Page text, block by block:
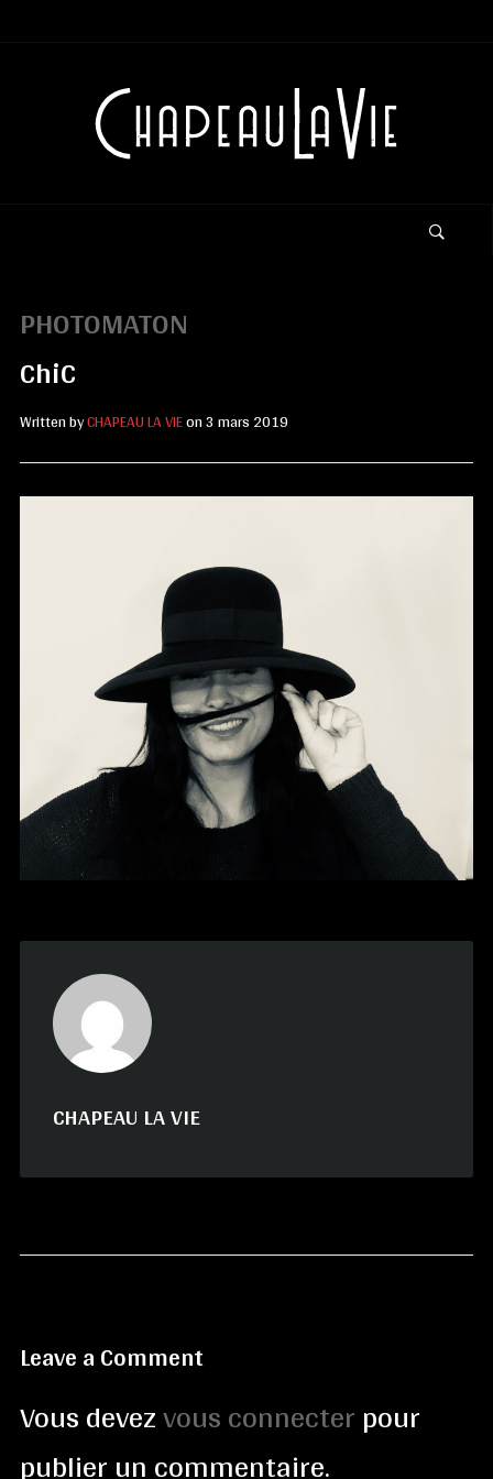
PHOTOMATON
ChiC
Written byCHAPEAU LA VIEon3 mars 2019
CHAPEAU LA VIE
Leave a Comment
Vous devezvous connecterpour
publier un commentaire.